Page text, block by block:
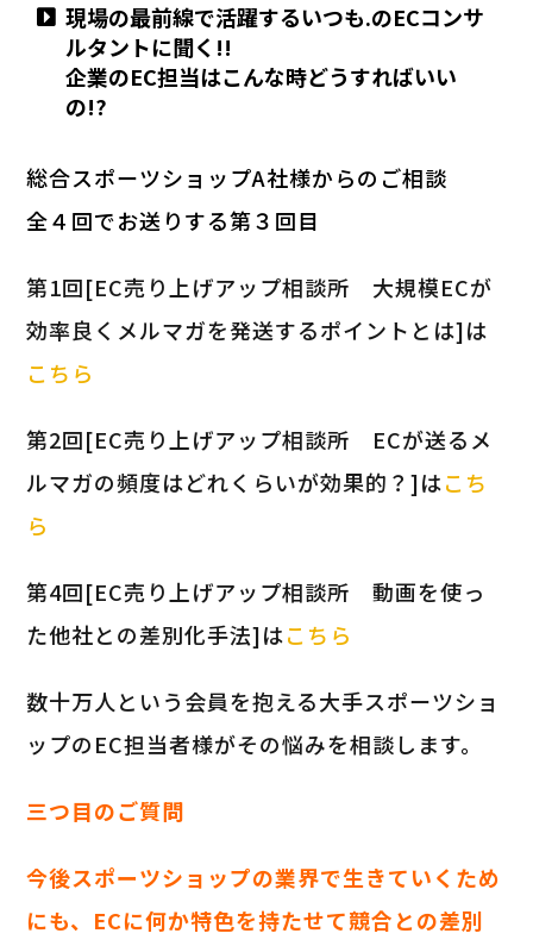
現場の最前線で活躍するいつも.のECコンサ
ルタントに聞く!!
企業のEC担当はこんな時どうすればいい
の!?
総合スポーツショップA社様からのご相談
全４回でお送りする第３回目
第1回[EC売り上げアップ相談所 大規模ECが
効率良くメルマガを発送するポイントとは]は
こちら
第2回[EC売り上げアップ相談所 ECが送るメ
ルマガの頻度はどれくらいが効果的？]はこち
ら
第4回[EC売り上げアップ相談所 動画を使っ
た他社との差別化手法]はこちら
数十万人という会員を抱える大手スポーツショ
ップのEC担当者様がその悩みを相談します。
三つ目のご質問
今後スポーツショップの業界で生きていくため
にも、ECに何か特色を持たせて競合との差別